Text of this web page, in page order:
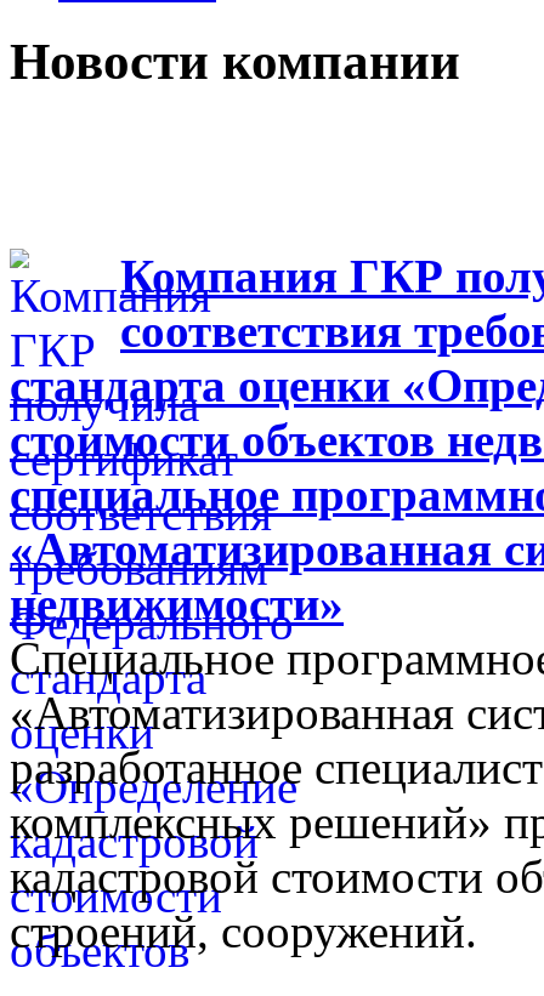
Новости компании
Компания ГКР
соответствия
стандарта оценки
стоимости объектов
специальное
«Автоматизированная
недвижимости»
Специальное
«Автоматизированная
разработанное
комплексных решений»
кадастровой стоимости
строений, сооружений.